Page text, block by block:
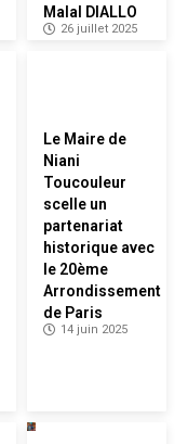
Malal DIALLO
26 juillet 2025
Le Maire de
Niani
Toucouleur
scelle un
partenariat
historique avec
le 20ème
Arrondissement
de Paris
14 juin 2025